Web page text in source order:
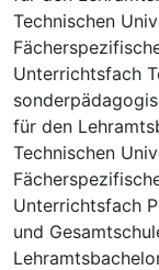
Technischen
Unterrichtsfach
für den
Technischen
Unterrichtsfach
und